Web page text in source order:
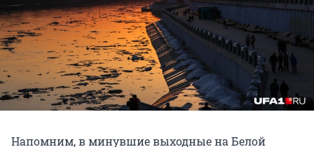
Напомним, в минувшие выходные на Белой